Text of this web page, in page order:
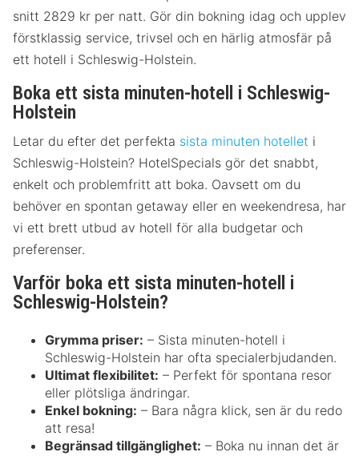
snitt 2829 kr per natt. Gör din bokning idag och upplev
förstklassig service, trivsel och en härlig atmosfär på
ett hotell i Schleswig-Holstein.
Boka ett sista minuten-hotell i Schleswig-
Holstein
Letar du efter det perfekta sista minuten hotellet i
Schleswig-Holstein? HotelSpecials gör det snabbt,
enkelt och problemfritt att boka. Oavsett om du
behöver en spontan getaway eller en weekendresa, har
vi ett brett utbud av hotell för alla budgetar och
preferenser.
Varför boka ett sista minuten-hotell i
Schleswig-Holstein?
Grymma priser: – Sista minuten-hotell i
Schleswig-Holstein har ofta specialerbjudanden.
Ultimat flexibilitet: – Perfekt för spontana resor
eller plötsliga ändringar.
Enkel bokning: – Bara några klick, sen är du redo
att resa!
Begränsad tillgänglighet: – Boka nu innan det är